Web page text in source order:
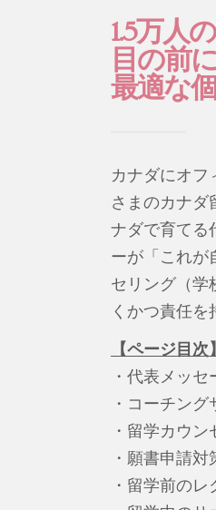
1.5万人
目の前
最適な
カナダにオフ
さまのカナダ
ナダで育てる
ーが「これが
セリング（学
くかつ責任を
【ページ目次】
・代表メッセ
・コーチン
・留学カウン
・願書申請対
・留学前のレ